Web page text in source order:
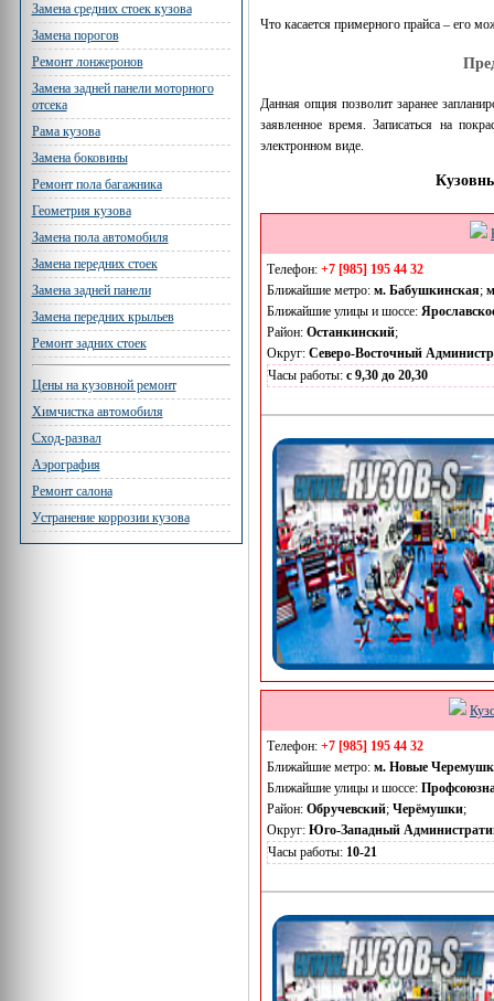
Замена средних стоек кузова
Замена порогов
Ремонт лонжеронов
Замена задней панели моторного
отсека
Рама кузова
Замена боковины
Ремонт пола багажника
Геометрия кузова
Замена пола автомобиля
Замена передних стоек
Замена задней панели
Замена передних крыльев
Ремонт задних стоек
Цены на кузовной ремонт
Химчистка автомобиля
Сход-развал
Аэрография
Ремонт салона
Устранение коррозии кузова
Что касается примерного прайса – его
Данная опция позволит заранее
заявленное время. Записаться на
электронном виде.
Телефон: +7 [985] 195 44 32
Ближайшие метро: м. Бабушкинская;
Ближайшие улицы и шоссе:
Район: Останкинский;
Округ: Северо-Восточный
Часы работы: с 9,30 до 20,30
Телефон: +7 [985] 195 44 32
Ближайшие метро: м. Новые
Ближайшие улицы и шоссе:
Район: Обручевский; Черёмушки;
Округ: Юго-Западный
Часы работы: 10-21